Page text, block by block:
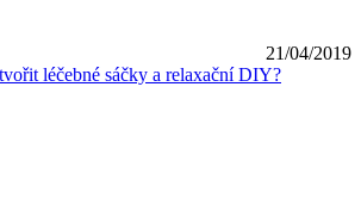
21/04/2019
léčebné sáčky a relaxační DIY?